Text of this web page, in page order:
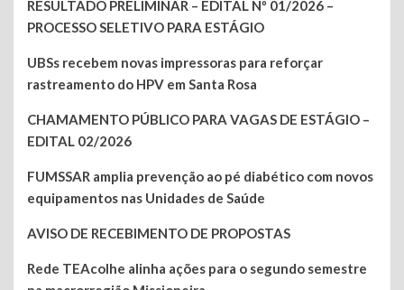
RESULTADO PRELIMINAR – EDITAL Nº 01/2026 –
PROCESSO SELETIVO PARA ESTÁGIO
UBSs recebem novas impressoras para reforçar
rastreamento do HPV em Santa Rosa
CHAMAMENTO PÚBLICO PARA VAGAS DE ESTÁGIO –
EDITAL 02/2026
FUMSSAR amplia prevenção ao pé diabético com novos
equipamentos nas Unidades de Saúde
AVISO DE RECEBIMENTO DE PROPOSTAS
Rede TEAcolhe alinha ações para o segundo semestre